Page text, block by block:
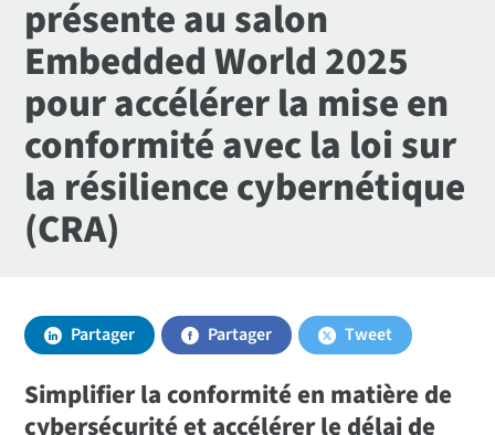
présente au salon
Embedded World 2025
pour accélérer la mise en
conformité avec la loi sur
la résilience cybernétique
(CRA)
Partager Partager Tweet
Simplifier la conformité en matière de
cybersécurité et accélérer le délai de